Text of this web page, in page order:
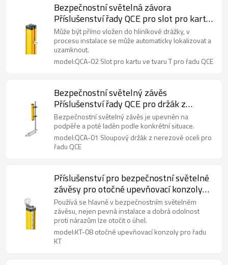
Bezpečnostní světelná závora
Příslušenství řady QCE pro slot pro kartu
ve tvaru T QCA-02
Může být přímo vložen do hliníkové drážky, v
procesu instalace se může automaticky lokalizovat a
uzamknout.
model:QCA-02 Slot pro kartu ve tvaru T pro řadu QCE
Bezpečnostní světelný závěs
Příslušenství řady QCE pro držák z
nerezové oceli QCA-01 Sloup
Bezpečnostní světelný závěs je upevněn na
podpěře a poté laděn podle konkrétní situace.
model:QCA-01 Sloupový držák z nerezové oceli pro
řadu QCE
Příslušenství pro bezpečnostní světelné
závěsy pro otočné upevňovací konzoly
KT-08
Používá se hlavně v bezpečnostním světelném
závěsu, nejen pevná instalace a dobrá odolnost
proti nárazům lze otočit o úhel.
model:KT-08 otočné upevňovací konzoly pro řadu
KT